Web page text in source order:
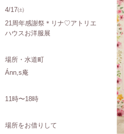
4/17㈯
21周年感謝祭＊リナ♡アトリエ
ハウスお洋服展
場所・水道町
Ánn,s庵
11時〜18時
場所をお借りして